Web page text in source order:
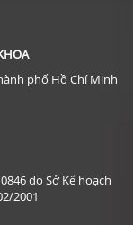
phố Hồ Chí Minh
do Sở Kế hoạch
2001